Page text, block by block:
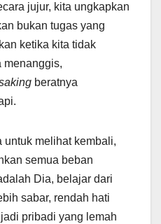
jujur, kita ungkapkan
bukan tugas yang
ketika kita tidak
menanggis,
beratnya
untuk melihat kembali,
semua beban
Dia, belajar dari
sabar, rendah hati
pribadi yang lemah